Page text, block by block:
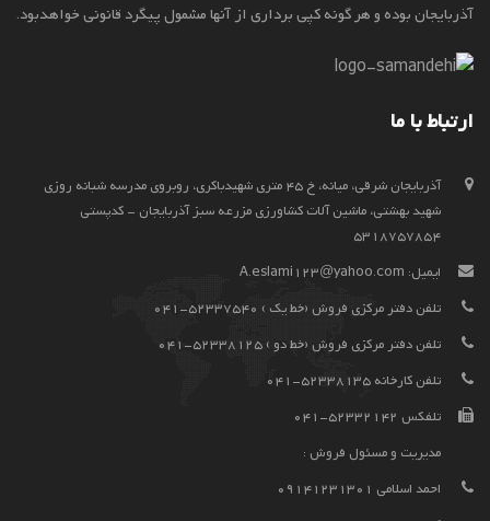
آذربایجان بوده و هر گونه کپی برداری از آنها مشمول پیگرد قانونی خواهدبود.
ارتباط با ما
آذربايجان شرقي، ميانه، خ 45 متری شهیدباکری، روبروی مدرسه شبانه روزی
شهید بهشتی، ماشین آلات کشاورزی مزرعه سبز آذربایجان - کدپستی
5318757854
ایمیل: A.eslami123@yahoo.com
تلفن دفتر مرکزی فروش (خط یک ) 52337540-041
تلفن دفتر مرکزی فروش (خط دو ) 52338125-041
تلفن کارخانه 52338135-041
تلفکس 52332142-041
مدیریت و مسئول فروش :
احمد اسلامی 09141231301